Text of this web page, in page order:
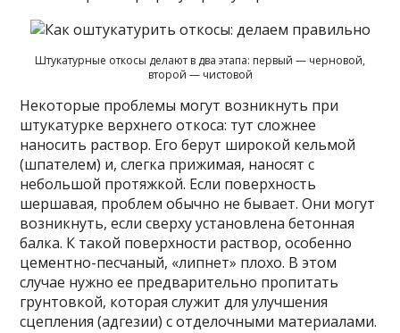
Штукатурные откосы делают в два этапа: первый — черновой,
второй — чистовой
Некоторые проблемы могут возникнуть при
штукатурке верхнего откоса: тут сложнее
наносить раствор. Его берут широкой кельмой
(шпателем) и, слегка прижимая, наносят с
небольшой протяжкой. Если поверхность
шершавая, проблем обычно не бывает. Они могут
возникнуть, если сверху установлена бетонная
балка. К такой поверхности раствор, особенно
цементно-песчаный, «липнет» плохо. В этом
случае нужно ее предварительно пропитать
грунтовкой, которая служит для улучшения
сцепления (адгезии) с отделочными материалами.